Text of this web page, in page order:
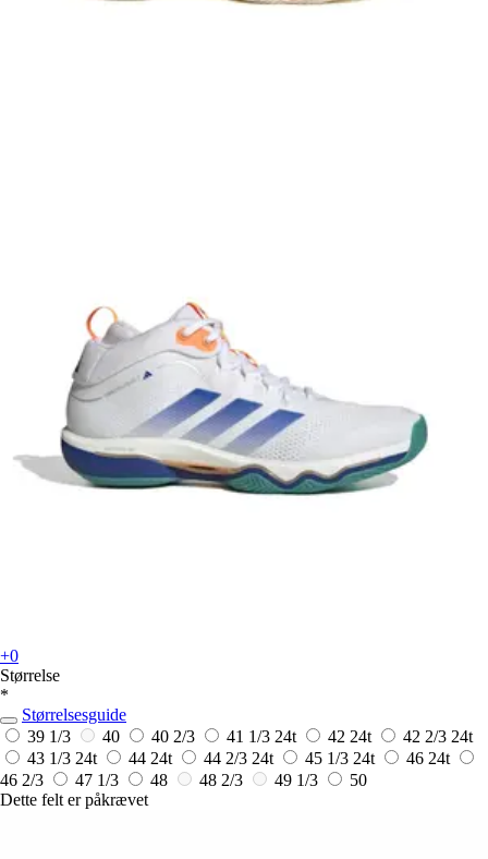
+0
Størrelse
*
Størrelsesguide
39 1/3
40 40 2/3 41 1/3 24t 42 24t 42 2/3 24t
43 1/3 24t 44 24t 44 2/3 24t 45 1/3 24t 46 24t
46 2/3
47 1/3 48 48 2/3 49 1/3
50
Dette felt er påkrævet